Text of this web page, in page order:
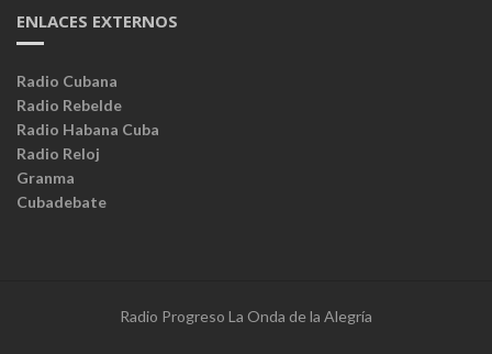
ENLACES EXTERNOS
Radio Cubana
Radio Rebelde
Radio Habana Cuba
Radio Reloj
Granma
Cubadebate
Radio Progreso La Onda de la Alegría